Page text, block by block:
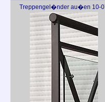
Treppengel�nder au�en 10-